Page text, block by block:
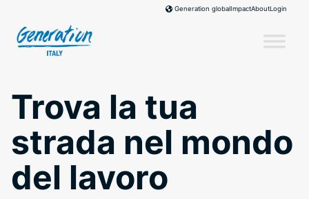
content
Generation globalImpactAboutLogin
Trova la tua
strada nel mondo
del lavoro